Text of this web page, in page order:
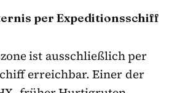
per Expeditionsschiff
ist ausschließlich per
erreichbar. Einer der